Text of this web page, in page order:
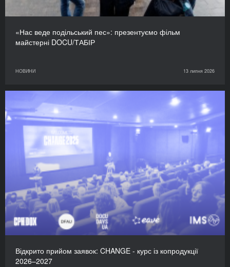
«Нас веде подільський пес»: презентуємо фільм
майстерні DOCU/ТАБІР
НОВИНИ 13 липня 2026
Відкрито прийом заявок: CHANGE - курс із копродукції
2026–2027